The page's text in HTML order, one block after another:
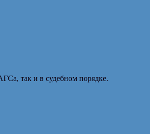
так и в судебном порядке.